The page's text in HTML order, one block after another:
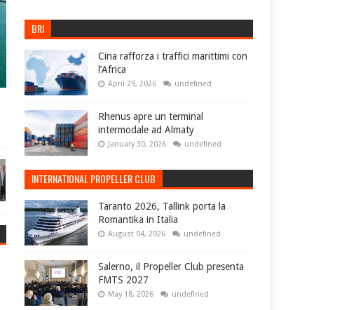
BRI
Cina rafforza i traffici marittimi con
l’Africa
April 29, 2026 undefined
Rhenus apre un terminal
intermodale ad Almaty
January 30, 2026 undefined
INTERNATIONAL PROPELLER CLUB
Taranto 2026, Tallink porta la
Romantika in Italia
August 04, 2026 undefined
Salerno, il Propeller Club presenta
FMTS 2027
May 18, 2026 undefined